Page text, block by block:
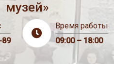
музей»
89
Время работы
09:00 – 18:00